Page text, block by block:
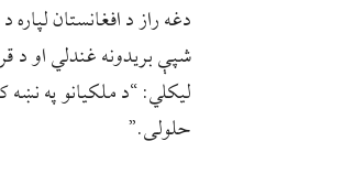
دغه راز د افغانستان
شپې بریدونه غندلي او د
ليکلي: “د ملکیانو په
حلولی.”